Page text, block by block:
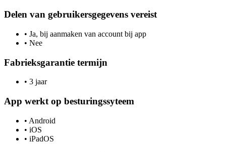
Delen van gebruikersgegevens vereist
• Ja, bij aanmaken van account bij app
• Nee
Fabrieksgarantie termijn
• 3 jaar
App werkt op besturingssyteem
• Android
• iOS
• iPadOS